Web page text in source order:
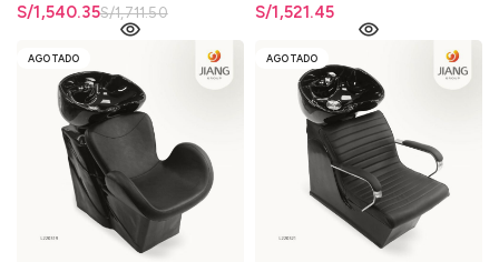
S/1,711.50
El precio original era:
S/1,540.35
El precio actual es:
S/1,521.45
AGOTADO AGOTADO